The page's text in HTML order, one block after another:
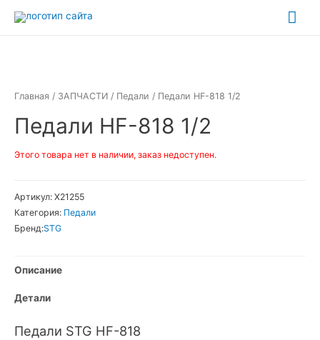
Главная / ЗАПЧАСТИ / Педали / Педали HF-818 1/2
Педали HF-818 1/2
Этого товара нет в наличии, заказ недоступен.
Артикул: Х21255
Категория: Педали
Бренд:STG
Описание
Детали
Педали STG НF-818